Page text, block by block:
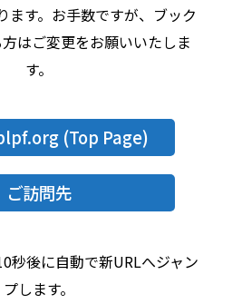
ます。お手数ですが、ブック
はご変更をお願いいたしま
す。
(Top Page)
ご訪問先
秒後に自動で新URLへジャン
プします。